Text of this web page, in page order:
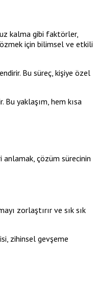
kalma gibi faktörler,
için bilimsel ve etkili
Bu süreç, kişiye özel
yaklaşım, hem kısa
anlamak, çözüm sürecinin
zorlaştırır ve sık sık
zihinsel gevşeme